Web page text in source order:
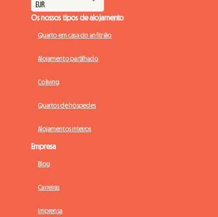
Os nossos tipos de alojamento
Quarto em casa do anfitrião
Alojamento partilhado
Coliving
Quartos de hóspedes
Alojamentos inteiros
Empresa
Blog
Carreiras
Imprensa